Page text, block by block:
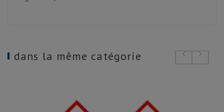
dans la même catégorie